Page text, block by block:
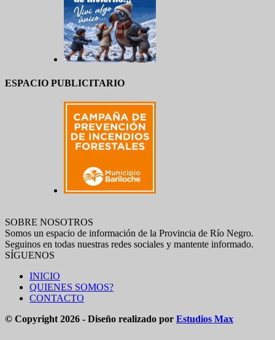
ESPACIO PUBLICITARIO
SOBRE NOSOTROS
Somos un espacio de información de la Provincia de Río Negro.
Seguinos en todas nuestras redes sociales y mantente informado.
SÍGUENOS
INICIO
QUIENES SOMOS?
CONTACTO
© Copyright 2026 - Diseño realizado por Estudios Max